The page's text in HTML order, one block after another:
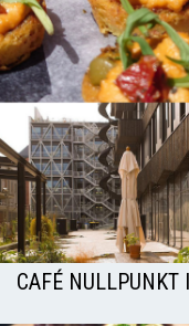
CAFÉ NULLPUNKT